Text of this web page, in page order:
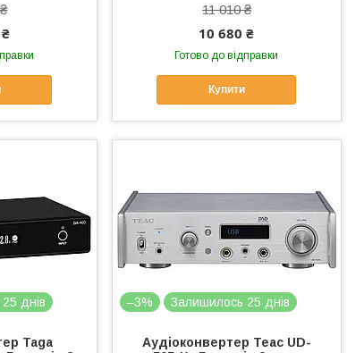
11 010 ₴
10 680 ₴
Готово до відправки
Купити
днів
Taga
–3% Залишилось 25 днів
Аудіоконвертер Teac UD-